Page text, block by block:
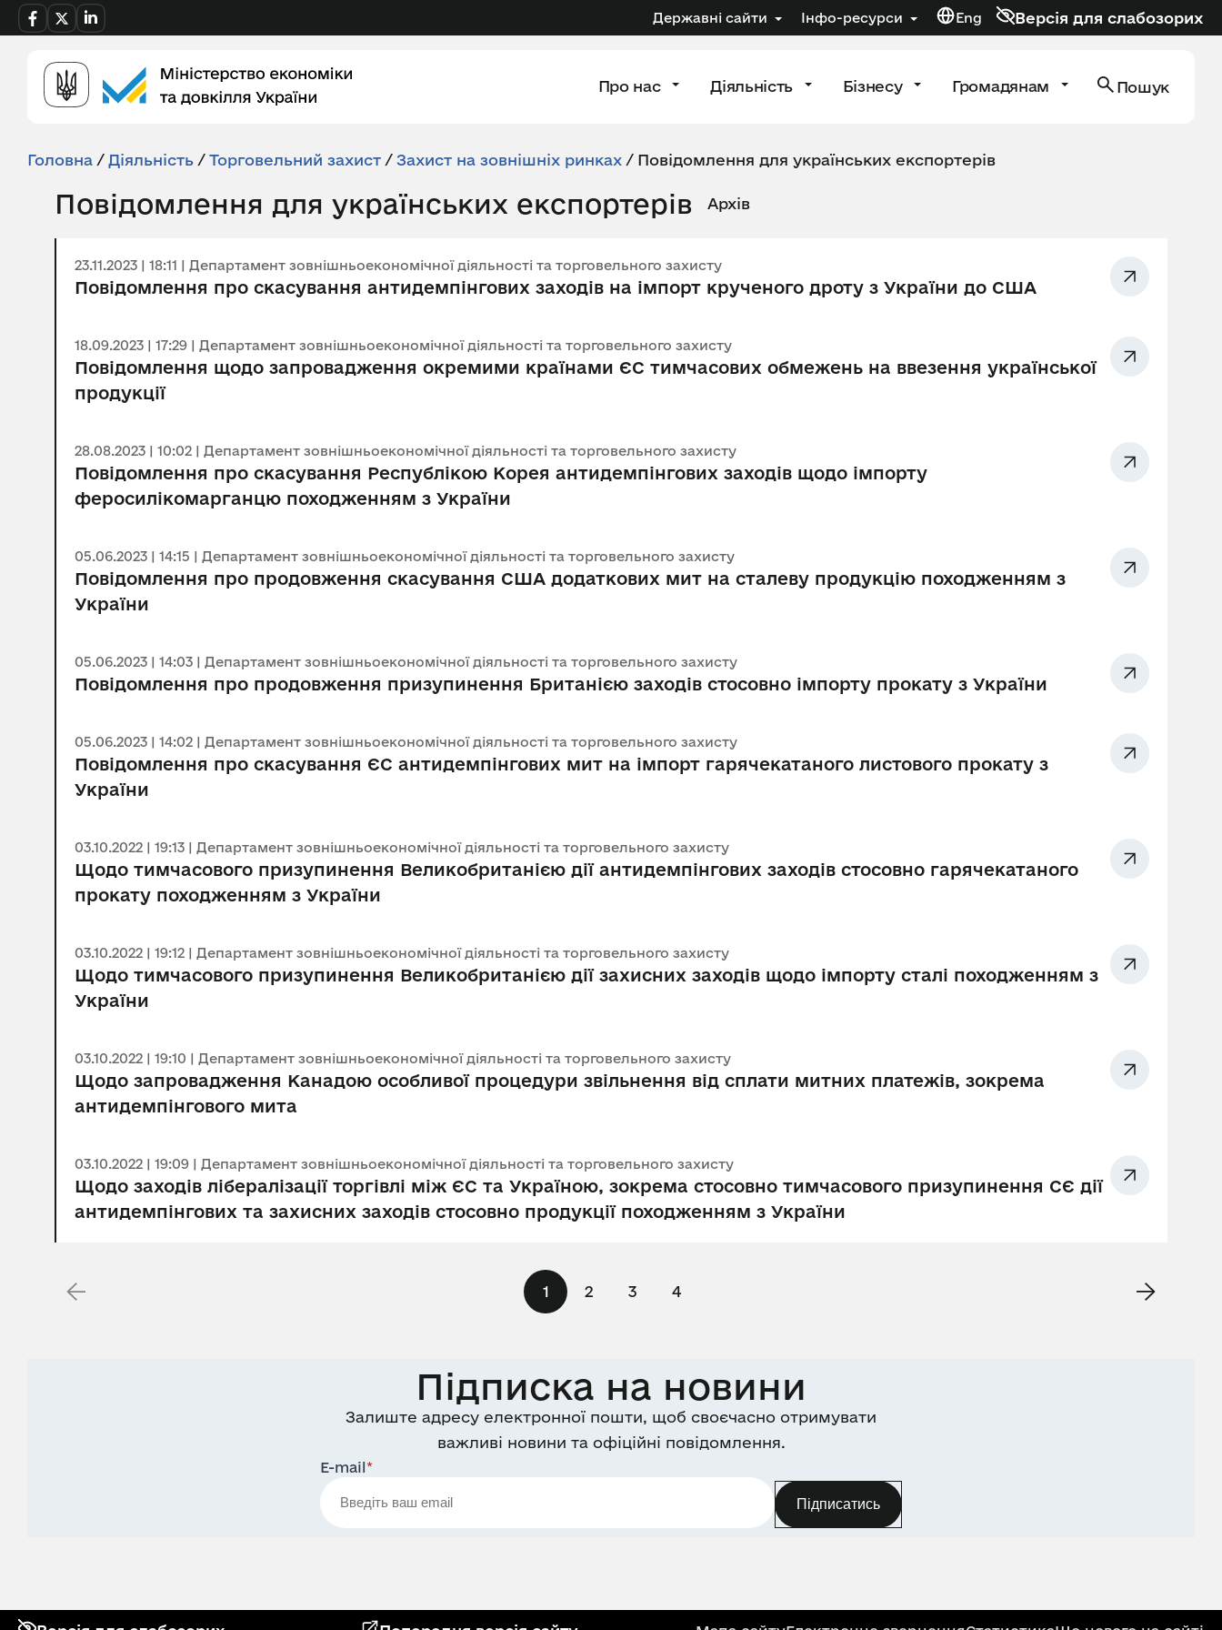
Державні сайти Інфо-ресурси Eng Версія для слабозорих
Про нас Діяльність Бізнесу Громадянам Пошук
Головна / Діяльність / Торговельний захист / Захист на зовнішніх ринках / Повідомлення для українських експортерів
Повідомлення для українських експортерів Архів
23.11.2023 | 18:11 | Департамент зовнішньоекономічної діяльності та торговельного захисту
Повідомлення про скасування антидемпінгових заходів на імпорт крученого дроту з України до США
18.09.2023 | 17:29 | Департамент зовнішньоекономічної діяльності та торговельного захисту
Повідомлення щодо запровадження окремими країнами ЄС тимчасових обмежень на ввезення української
продукції
28.08.2023 | 10:02 | Департамент зовнішньоекономічної діяльності та торговельного захисту
Повідомлення про скасування Республікою Корея антидемпінгових заходів щодо імпорту
феросилікомарганцю походженням з України
05.06.2023 | 14:15 | Департамент зовнішньоекономічної діяльності та торговельного захисту
Повідомлення про продовження скасування США додаткових мит на сталеву продукцію походженням з
України
05.06.2023 | 14:03 | Департамент зовнішньоекономічної діяльності та торговельного захисту
Повідомлення про продовження призупинення Британією заходів стосовно імпорту прокату з України
05.06.2023 | 14:02 | Департамент зовнішньоекономічної діяльності та торговельного захисту
Повідомлення про скасування ЄС антидемпінгових мит на імпорт гарячекатаного листового прокату з
України
03.10.2022 | 19:13 | Департамент зовнішньоекономічної діяльності та торговельного захисту
Щодо тимчасового призупинення Великобританією дії антидемпінгових заходів стосовно гарячекатаного
прокату походженням з України
03.10.2022 | 19:12 | Департамент зовнішньоекономічної діяльності та торговельного захисту
Щодо тимчасового призупинення Великобританією дії захисних заходів щодо імпорту сталі походженням з
України
03.10.2022 | 19:10 | Департамент зовнішньоекономічної діяльності та торговельного захисту
Щодо запровадження Канадою особливої процедури звільнення від сплати митних платежів, зокрема
антидемпінгового мита
03.10.2022 | 19:09 | Департамент зовнішньоекономічної діяльності та торговельного захисту
Щодо заходів лібералізації торгівлі між ЄС та Україною, зокрема стосовно тимчасового призупинення СЄ дії
антидемпінгових та захисних заходів стосовно продукції походженням з України
1 2 3 4
Підписка на новини
Залиште адресу електронної пошти, щоб своєчасно отримувати
важливі новини та офіційні повідомлення.
E-mail*
Підписатись